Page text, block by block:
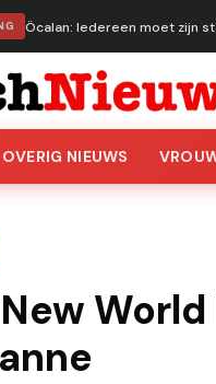
Öcalan: Iedereen moet zijn
OVERIG NIEUWS